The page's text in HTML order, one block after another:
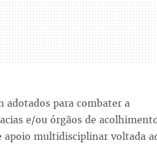
adotados para combater a
e/ou órgãos de
apoio multidisciplinar voltada